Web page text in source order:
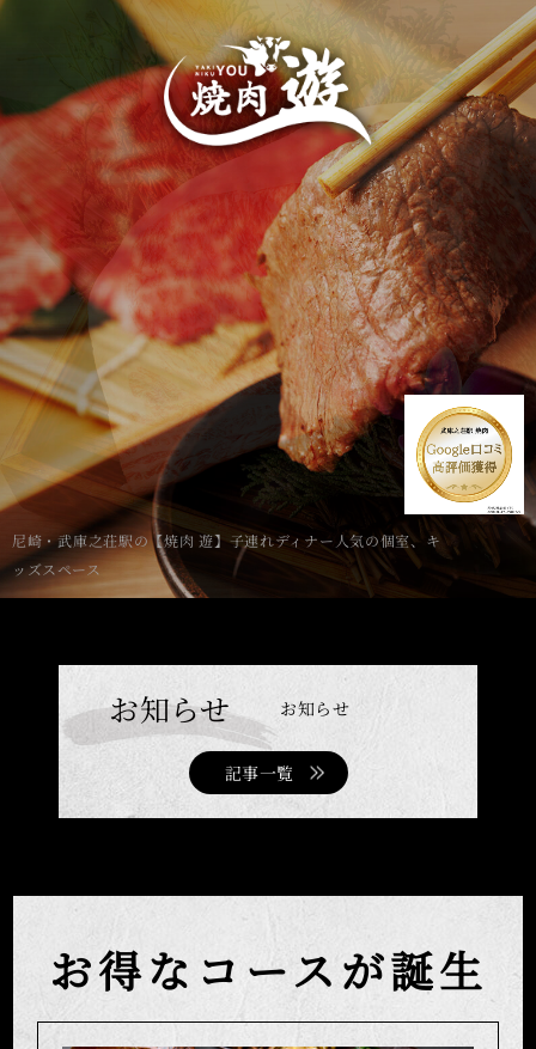
尼崎・武庫之荘駅の【焼肉 遊】子連れディナー人気の個室、キ
ッズスペース
お知らせ お知らせ
記事一覧
お得なコースが誕生